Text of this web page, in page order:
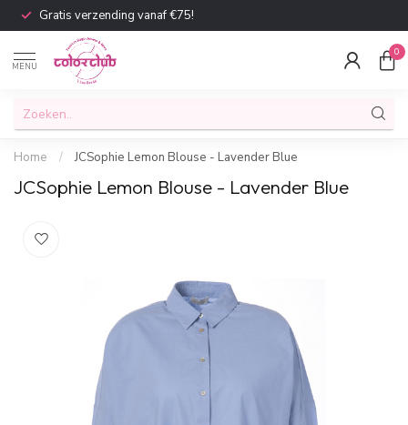
Gratis verzending vanaf €75!
MENU
0
Home / JCSophie Lemon Blouse - Lavender Blue
JCSophie Lemon Blouse - Lavender Blue